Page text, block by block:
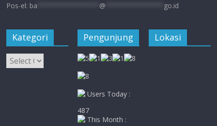
Pos-el: ba @ go.id
Kategori
Kategori
Pengunjung
Users Today :
487
This Month :
Lokasi